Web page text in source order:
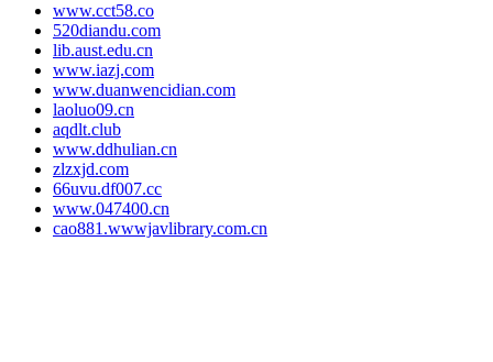
www.cct58.co
520diandu.com
lib.aust.edu.cn
www.iazj.com
www.duanwencidian.com
laoluo09.cn
aqdlt.club
www.ddhulian.cn
zlzxjd.com
66uvu.df007.cc
www.047400.cn
cao881.wwwjavlibrary.com.cn